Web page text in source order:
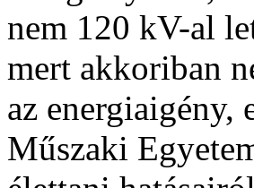
nem 120 kV-al
mert akkoriban
az energiaigény,
Műszaki